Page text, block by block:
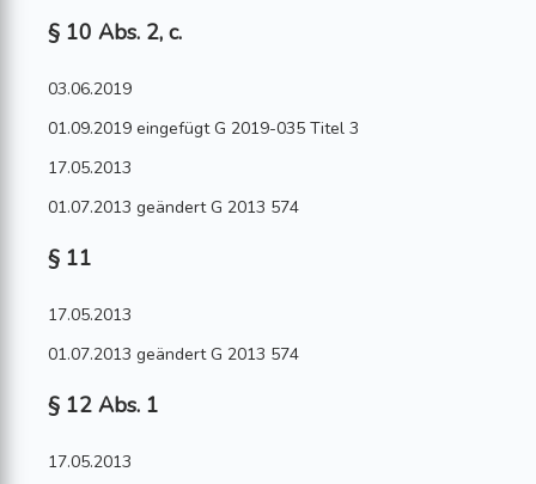
§ 10 Abs. 2, c.
03.06.2019
01.09.2019 eingefügt G 2019-035 Titel 3
17.05.2013
01.07.2013 geändert G 2013 574
§ 11
17.05.2013
01.07.2013 geändert G 2013 574
§ 12 Abs. 1
17.05.2013